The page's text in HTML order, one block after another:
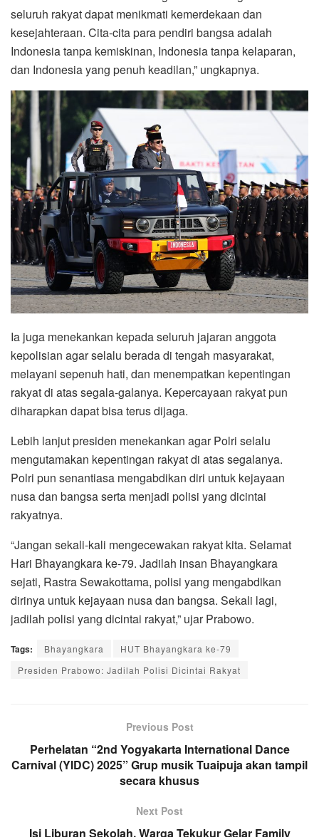
seluruh rakyat dapat menikmati kemerdekaan dan
kesejahteraan. Cita-cita para pendiri bangsa adalah
Indonesia tanpa kemiskinan, Indonesia tanpa kelaparan,
dan Indonesia yang penuh keadilan,” ungkapnya.
Ia juga menekankan kepada seluruh jajaran anggota
kepolisian agar selalu berada di tengah masyarakat,
melayani sepenuh hati, dan menempatkan kepentingan
rakyat di atas segala-galanya. Kepercayaan rakyat pun
diharapkan dapat bisa terus dijaga.
Lebih lanjut presiden menekankan agar Polri selalu
mengutamakan kepentingan rakyat di atas segalanya.
Polri pun senantiasa mengabdikan diri untuk kejayaan
nusa dan bangsa serta menjadi polisi yang dicintai
rakyatnya.
“Jangan sekali-kali mengecewakan rakyat kita. Selamat
Hari Bhayangkara ke-79. Jadilah insan Bhayangkara
sejati, Rastra Sewakottama, polisi yang mengabdikan
dirinya untuk kejayaan nusa dan bangsa. Sekali lagi,
jadilah polisi yang dicintai rakyat,” ujar Prabowo.
Tags: Bhayangkara
HUT Bhayangkara ke-79
Presiden Prabowo: Jadilah Polisi Dicintai Rakyat
Previous Post
Perhelatan “2nd Yogyakarta International Dance
Carnival (YIDC) 2025” Grup musik Tuaipuja akan tampil
secara khusus
Next Post
Isi Liburan Sekolah, Warga Tekukur Gelar Family